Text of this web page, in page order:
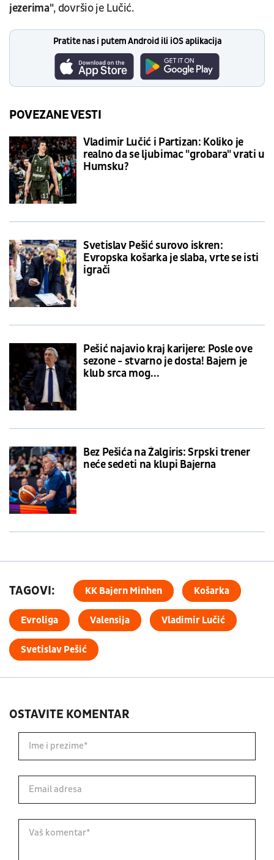
jezerima", dovršio je Lučić.
Pratite nas i putem Android ili iOS aplikacija
POVEZANE VESTI
Vladimir Lučić i Partizan: Koliko je
realno da se ljubimac "grobara" vrati u
Humsku?
Svetislav Pešić surovo iskren:
Evropska košarka je slaba, vrte se isti
igrači
Pešić najavio kraj karijere: Posle ove
sezone - stvarno je dosta! Bajern je
klub srca mog...
Bez Pešića na Žalgiris: Srpski trener
neće sedeti na klupi Bajerna
TAGOVI: KK Bajern Minhen Košarka
Evroliga Valensija Vladimir Lučić
Svetislav Pešić
OSTAVITE KOMENTAR